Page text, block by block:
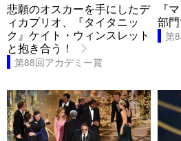
悲願のオスカーを手にしたデ
ィカプリオ、『タイタニッ
ク』ケイト・ウィンスレット
と抱き合う！
第88回アカデミー賞
『
部
第